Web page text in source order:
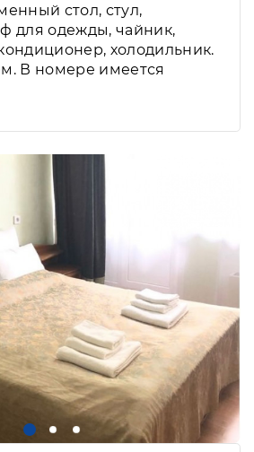
стол, стул,
для одежды, чайник,
холодильник.
В номере имеется